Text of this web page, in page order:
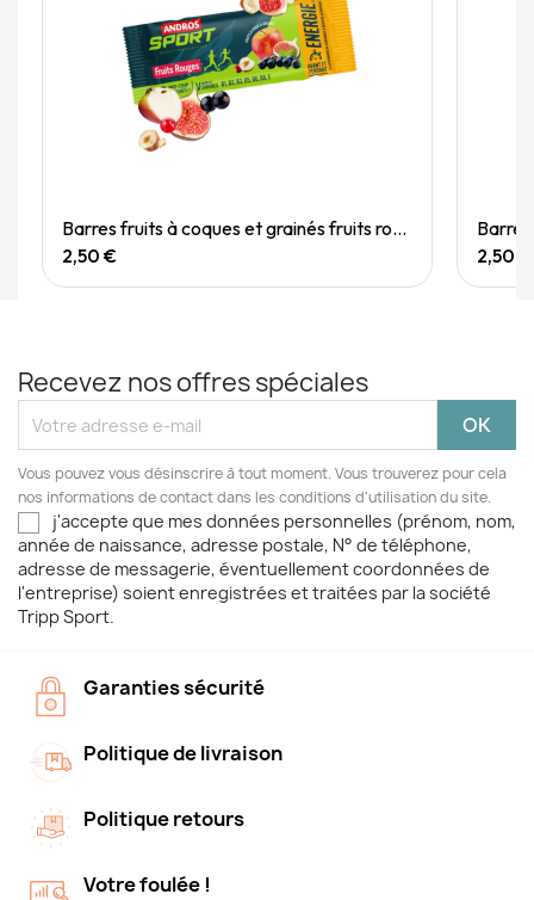
Quick View
Barres fruits à coques et grainés fruits rouges 40g
2,50 €
2,50 €
Recevez nos offres spéciales
Vous pouvez vous désinscrire à tout moment. Vous trouverez pour cela
nos informations de contact dans les conditions d'utilisation du site.
j'accepte que mes données personnelles (prénom, nom,
année de naissance, adresse postale, N° de téléphone,
adresse de messagerie, éventuellement coordonnées de
l'entreprise) soient enregistrées et traitées par la société
Tripp Sport.
Garanties sécurité
Politique de livraison
Politique retours
Votre foulée !